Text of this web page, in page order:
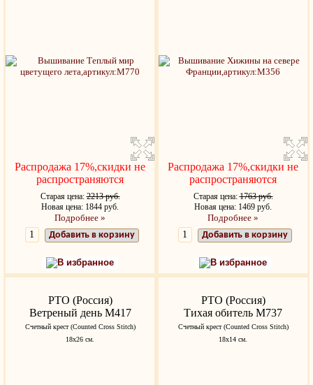
Распродажа 17%,скидки не
распространяются
Старая цена:2213 руб.
Новая цена: 1844 руб.
Подробнее »
Добавить в корзину
В избранное
Распродажа 17%,скидки не
распространяются
Старая цена:1763 руб.
Новая цена: 1469 руб.
Подробнее »
Добавить в корзину
В избранное
РТО (Россия)
Ветреный день M417
Счетный крест (Counted Cross Stitch)
18x26 см.
РТО (Россия)
Тихая обитель M737
Счетный крест (Counted Cross Stitch)
18x14 см.